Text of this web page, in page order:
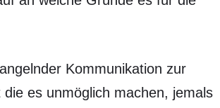
Kommunikation zur
es unmöglich machen, jemals